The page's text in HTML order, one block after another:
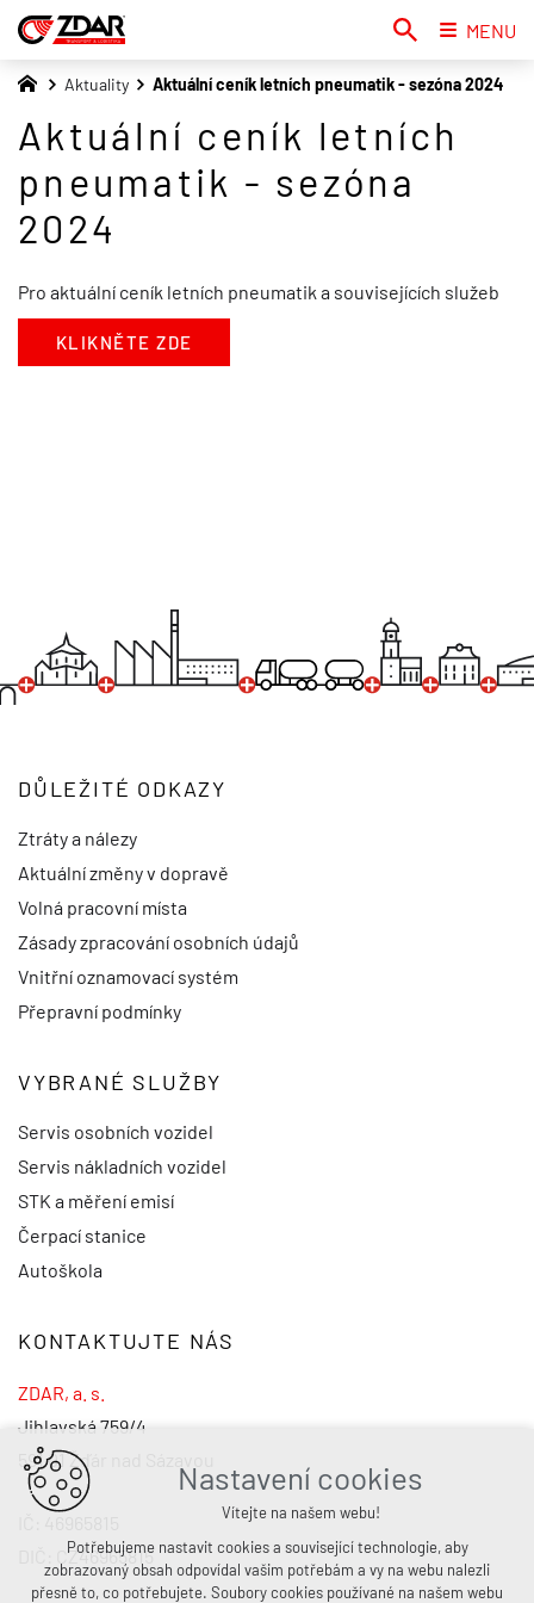
Aktuality Aktuální ceník letních pneumatik - sezóna 2024
Aktuální ceník letních
pneumatik - sezóna
2024
Pro aktuální ceník letních pneumatik a souvisejících služeb
KLIKNĚTE ZDE
DŮLEŽITÉ ODKAZY
Ztráty a nálezy
Aktuální změny v dopravě
Volná pracovní místa
Zásady zpracování osobních údajů
Vnitřní oznamovací systém
Přepravní podmínky
VYBRANÉ SLUŽBY
Servis osobních vozidel
Servis nákladních vozidel
STK a měření emisí
Čerpací stanice
Autoškola
KONTAKTUJTE NÁS
ZDAR, a. s.
Jihlavská 759/4
591 01 Žďár nad Sázavou
DIČ: CZ46965815
MENU
Nastavení cookies
Vítejte na našem webu!
Potřebujeme nastavit cookies a související technologie, aby
zobrazovaný obsah odpovídal vašim potřebám a vy na webu nalezli
přesně to, co potřebujete. Soubory cookies používané na našem webu